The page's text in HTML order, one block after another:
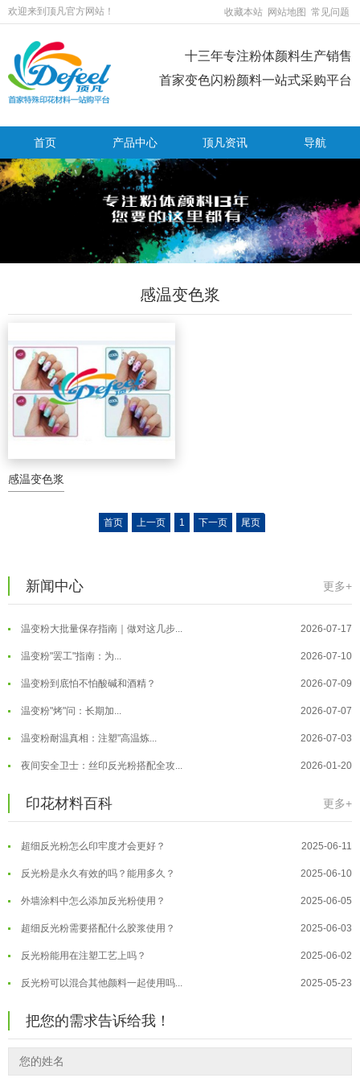
欢迎来到顶凡官方网站！ 收藏本站 网站地图 常见问题
十三年专注粉体颜料生产销售
首家变色闪粉颜料一站式采购平台
首页 产品中心 顶凡资讯 导航
感温变色浆
感温变色浆
首页 上一页 1 下一页 尾页
新闻中心 更多+
温变粉可以做防伪标签、温变防伪吗...
温变粉大批量保存指南｜做对这几步... 2026-07-17
温变粉"罢工"指南：为... 2026-07-10
温变粉到底怕不怕酸碱和酒精？ 2026-07-09
温变粉"烤"问：长期加... 2026-07-07
温变粉耐温真相：注塑"高温炼... 2026-07-03
夜间安全卫士：丝印反光粉搭配全攻... 2026-01-20
温变粉注塑后表面翻车？粗糙、颗粒... 2026-07-28
温变粉保质期有多久？开封后如何保... 2026-07-20
温变粉大批量保存指南｜做对这几步... 2026-07-17
温变粉"罢工"指南：为... 2026-07-10
温变粉到底怕不怕酸碱和酒精？ 2026-07-09
温变粉"烤"问：长期加... 2026-07-07
夜间安全卫士：丝印反光粉搭配全攻... 2026-01-20
印花材料百科 更多+
温变粉丝印到底用多少目网版？这篇... 2026-06-11
反光粉太久不用结块要怎么处理？ 2025-07-11
超细反光粉怎么印牢度才会更好？ 2025-06-11
反光粉是永久有效的吗？能用多久？ 2025-06-10
外墙涂料中怎么添加反光粉使用？ 2025-06-05
超细反光粉需要搭配什么胶浆使用？ 2025-06-03
反光粉能用在注塑工艺上吗？ 2025-06-02
反光粉可以混合其他颜料一起使用吗... 2025-05-23
印花温变粉最适合用在什么行业上呢...
把您的需求告诉给我！